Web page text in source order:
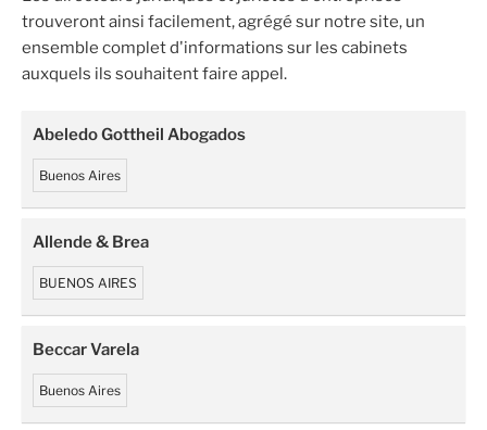
trouveront ainsi facilement, agrégé sur notre site, un
ensemble complet d'informations sur les cabinets
auxquels ils souhaitent faire appel.
Abeledo Gottheil Abogados
Buenos Aires
Allende & Brea
BUENOS AIRES
Beccar Varela
Buenos Aires